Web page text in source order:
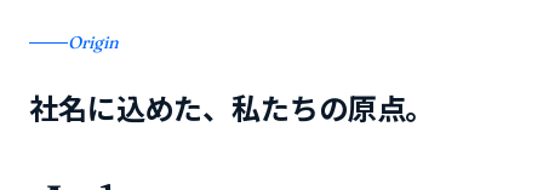
Origin
社名に込めた、私たちの原点。